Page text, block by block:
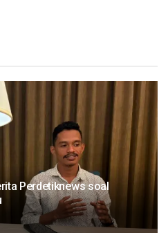
Perdetiknews soal